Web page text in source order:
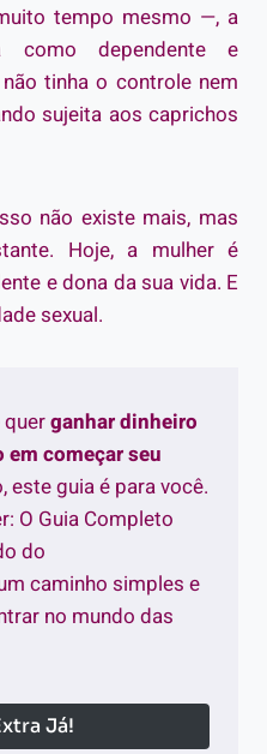
tempo mesmo —, a
como dependente e
tinha o controle nem
sujeita aos caprichos
não existe mais, mas
Hoje, a mulher é
e dona da sua vida. E
sexual.
ganhar dinheiro
começar seu
este guia é para você.
O Guia Completo
do
caminho simples e
no mundo das
Já!